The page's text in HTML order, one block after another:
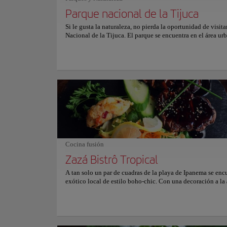
información sobre reservas y precios, consulta su sitio
Parque nacional de la Tijuca
Si le gusta la naturaleza, no pierda la oportunidad de
Nacional de la Tijuca. El parque se encuentra en el área
parque fue creado en 1961 y tiene un área de 3.963
Pedra da Gávea, el cerro Corcovado y el pico Tijuca son
los puntos más relevantes del lugar. Las instalaciones del
entrecruzan con los espacios urbanos, haciendo de este un
ideal para aquellos que se quieran tomar una pausa de la
muy lejos de ella.
Cocina fusión
Zazá Bistrô Tropical
A tan solo un par de cuadras de la playa de Ipanema se
exótico local de estilo boho-chic. Con una decoración a la
con arroz jazmín y las costillas, sin duda algo que no se
Ubicación: Lapa -